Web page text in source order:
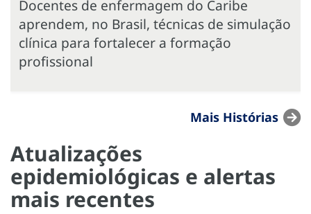
Docentes de enfermagem do Caribe
aprendem, no Brasil, técnicas de simulação
clínica para fortalecer a formação
profissional
Mais Histórias
Atualizações
epidemiológicas e alertas
mais recentes